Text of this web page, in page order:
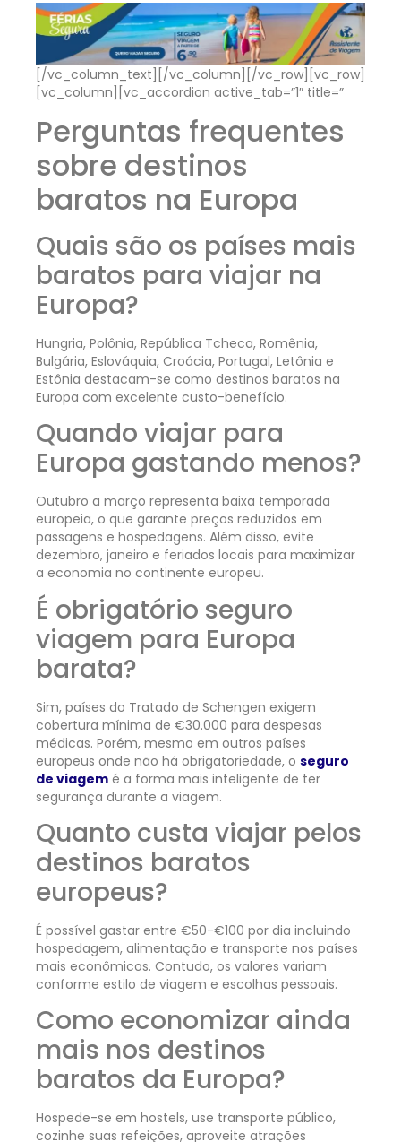
[/vc_column_text][/vc_column][/vc_row][vc_row]
[vc_column][vc_accordion active_tab=”1″ title=”
Perguntas frequentes
sobre destinos
baratos na Europa
Quais são os países mais
baratos para viajar na
Europa?
Hungria, Polônia, República Tcheca, Romênia,
Bulgária, Eslováquia, Croácia, Portugal, Letônia e
Estônia destacam-se como destinos baratos na
Europa com excelente custo-benefício.
Quando viajar para
Europa gastando menos?
Outubro a março representa baixa temporada
europeia, o que garante preços reduzidos em
passagens e hospedagens. Além disso, evite
dezembro, janeiro e feriados locais para maximizar
a economia no continente europeu.
É obrigatório seguro
viagem para Europa
barata?
Sim, países do Tratado de Schengen exigem
cobertura mínima de €30.000 para despesas
médicas. Porém, mesmo em outros países
europeus onde não há obrigatoriedade, o seguro
de viagem é a forma mais inteligente de ter
segurança durante a viagem.
Quanto custa viajar pelos
destinos baratos
europeus?
É possível gastar entre €50-€100 por dia incluindo
hospedagem, alimentação e transporte nos países
mais econômicos. Contudo, os valores variam
conforme estilo de viagem e escolhas pessoais.
Como economizar ainda
mais nos destinos
baratos da Europa?
Hospede-se em hostels, use transporte público,
cozinhe suas refeições, aproveite atrações